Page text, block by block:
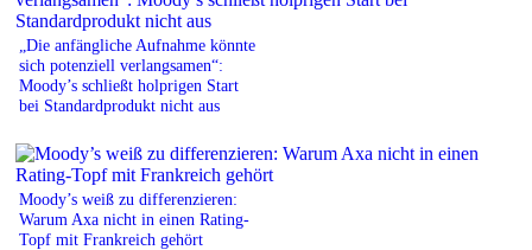
„Die anfängliche Aufnahme könnte
sich potenziell verlangsamen“:
Moody’s schließt holprigen Start
bei Standardprodukt nicht aus
Moody’s weiß zu differenzieren:
Warum Axa nicht in einen Rating-
Topf mit Frankreich gehört